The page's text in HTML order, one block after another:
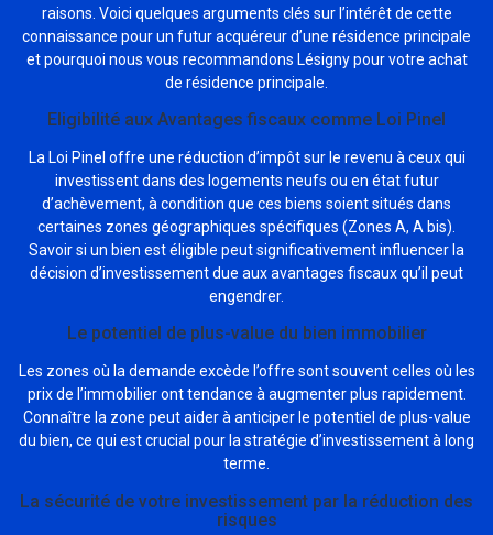
raisons. Voici quelques arguments clés sur l’intérêt de cette
connaissance pour un futur acquéreur d’une résidence principale
et pourquoi nous vous recommandons Lésigny pour votre achat
de résidence principale.
Eligibilité aux Avantages fiscaux comme Loi Pinel
La Loi Pinel offre une réduction d’impôt sur le revenu à ceux qui
investissent dans des logements neufs ou en état futur
d’achèvement, à condition que ces biens soient situés dans
certaines zones géographiques spécifiques (Zones A, A bis).
Savoir si un bien est éligible peut significativement influencer la
décision d’investissement due aux avantages fiscaux qu’il peut
engendrer.
Le potentiel de plus-value du bien immobilier
Les zones où la demande excède l’offre sont souvent celles où les
prix de l’immobilier ont tendance à augmenter plus rapidement.
Connaître la zone peut aider à anticiper le potentiel de plus-value
du bien, ce qui est crucial pour la stratégie d’investissement à long
terme.
La sécurité de votre investissement par la réduction des
risques